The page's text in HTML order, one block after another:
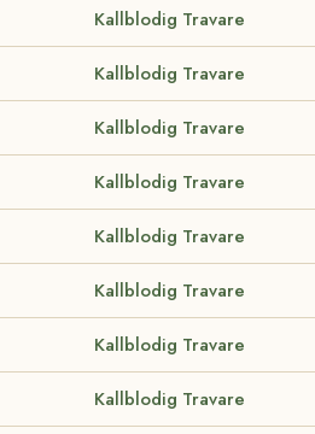
Kallblodig Travare
Kallblodig Travare
Kallblodig Travare
Kallblodig Travare
Kallblodig Travare
Kallblodig Travare
Kallblodig Travare
Kallblodig Travare